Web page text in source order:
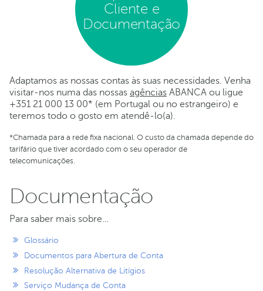
Cliente e
Documentação
Adaptamos as nossas contas às suas necessidades. Venha
visitar-nos numa das nossas agências ABANCA ou ligue
+351 21 000 13 00* (em Portugal ou no estrangeiro) e
teremos todo o gosto em atendê-lo(a).
*Chamada para a rede fixa nacional. O custo da chamada depende do
tarifário que tiver acordado com o seu operador de
telecomunicações.
Documentação
Para saber mais sobre…
Glossário
Documentos para Abertura de Conta
Resolução Alternativa de Litígios
Serviço Mudança de Conta